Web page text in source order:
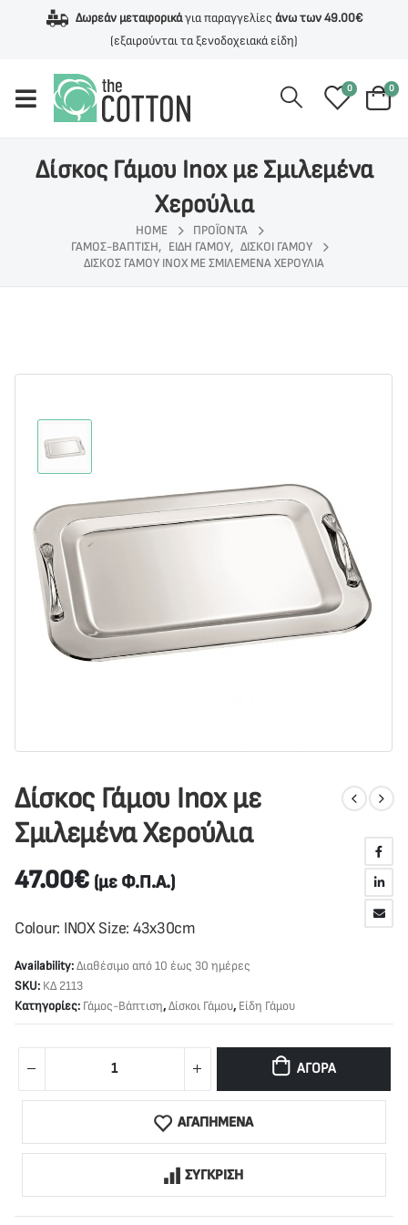
Δωρεάν μεταφορικάγια παραγγελίες άνω των 49.00€
(εξαιρούνται τα ξενοδοχειακά είδη)
0 0
Δίσκος Γάμου Inox με Σμιλεμένα
Χερούλια
HOME
ΠΡΟΪΌΝΤΑ
ΓΆΜΟΣ-ΒΆΠΤΙΣΗ, ΕΊΔΗ ΓΆΜΟΥ, ΔΊΣΚΟΙ ΓΆΜΟΥ
ΔΊΣΚΟΣ ΓΆΜΟΥ INOX ΜΕ ΣΜΙΛΕΜΈΝΑ ΧΕΡΟΎΛΙΑ
Δίσκος Γάμου Inox με
Σμιλεμένα Χερούλια
47.00€ (με Φ.Π.Α.)
Colour: INOX Size: 43x30cm
Availability:Διαθέσιμο από 10 έως 30 ημέρες
SKU: ΚΔ 2113
Κατηγορίες: Γάμος-Βάπτιση,Δίσκοι Γάμου, Είδη Γάμου
ΑΓΟΡΆ
ΑΓΑΠΗΜΕΝΑ
ΣΥΓΚΡΙΣΗ